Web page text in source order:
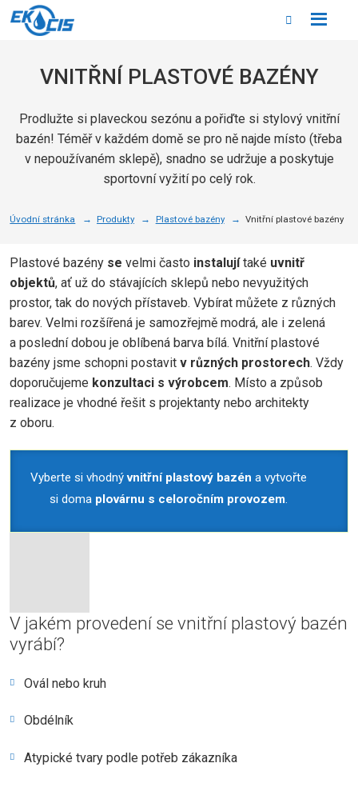
VNITŘNÍ PLASTOVÉ BAZÉNY
Prodlužte si plaveckou sezónu a pořiďte si stylový vnitřní
bazén! Téměř v každém domě se pro ně najde místo (třeba
v nepoužívaném sklepě), snadno se udržuje a poskytuje
sportovní vyžití po celý rok.
Úvodní stránka Produkty Plastové bazény Vnitřní plastové bazény
Plastové bazény se velmi často instalujítaké uvnitř
objektů, ať už do stávajících sklepů nebo nevyužitých
prostor, tak do nových přístaveb. Vybírat můžete z různých
barev. Velmi rozšířená je samozřejmě modrá, ale i zelená
a poslední dobou je oblíbená barva bílá. Vnitřní plastové
bazény jsme schopni postavit v různých prostorech. Vždy
doporučujeme konzultaci s výrobcem. Místo a způsob
realizace je vhodné řešit s projektanty nebo architekty
z oboru.
Vyberte si vhodnývnitřní plastový bazén a vytvořte
si doma plovárnu s celoročním provozem.
V jakém provedení se vnitřní plastový bazén
vyrábí?
Ovál nebo kruh
Obdélník
Atypické tvary podle potřeb zákazníka